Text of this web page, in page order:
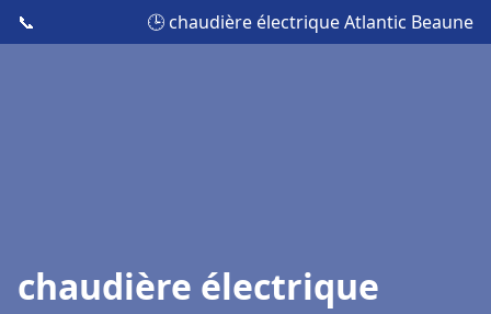
📞 🕒 chaudière électrique Atlantic Beaune
chaudière électrique